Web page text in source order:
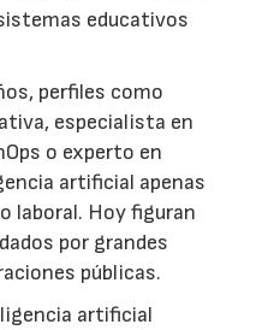
educativos
perfiles como
especialista en
o experto en
artificial apenas
laboral. Hoy figuran
por grandes
públicas.
artificial